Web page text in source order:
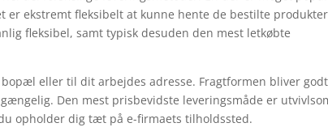
ekstremt fleksibelt at kunne hente de bestilte
fleksibel, samt typisk desuden den mest letkøbte
eller til dit arbejdes adresse. Fragtformen bliver
Den mest prisbevidste leveringsmåde er
opholder dig tæt på e-firmaets tilholdssted.